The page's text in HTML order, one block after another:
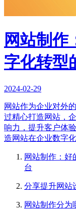
网站制作
字化转型
2024-02-29
网站作为企业对外
过精心打造网站，
响力，提升客户体
造网站在企业数字
网站制作：好
台
分享提升网站
网站制作分为